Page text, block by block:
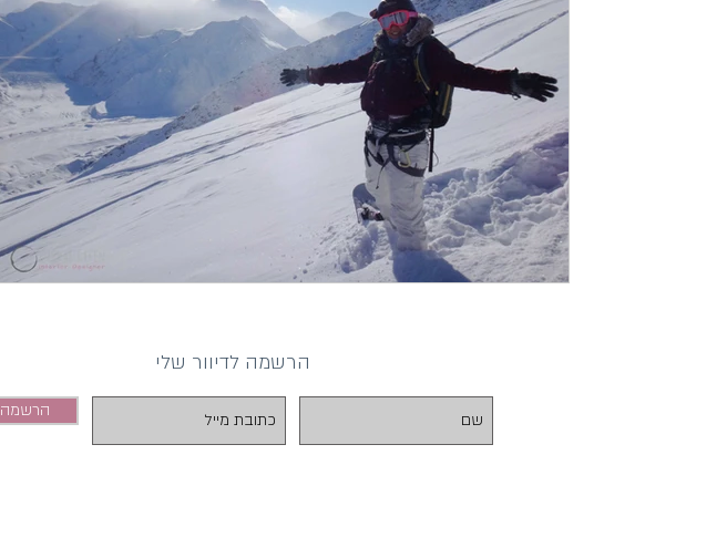
זכרונות וחוויות מטיול חרפי באלסקה - שלג, פסלים מקרח, מרוץ מזחלות, מעיינות
חמים, זוהר הקוטב ו-סקי אתגרי במיוחד, למתקדמים - הלי-סקי. הטיול...
הרשמה לדיוור שלי
הרשמה